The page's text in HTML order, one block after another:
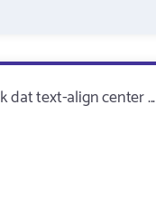
dat text-align center ...